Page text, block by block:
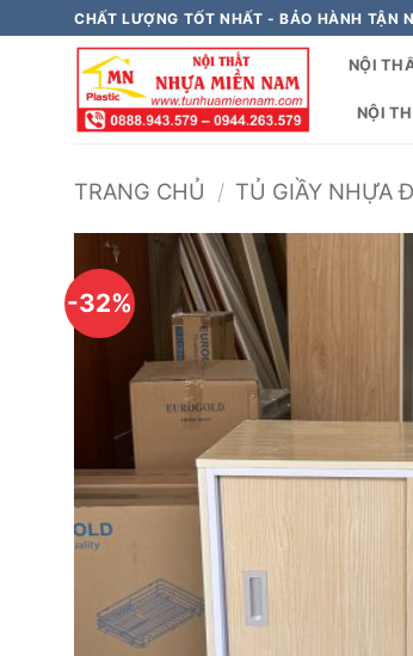
qua
CHẤT LƯỢNG TỐT NHẤT - BẢO HÀNH TẬN
NỘI
NỘI
TRANG CHỦ / TỦ GIẦY NHỰA
-32%